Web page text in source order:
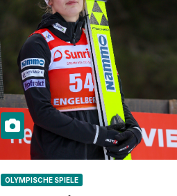
OLYMPISCHE SPIELE